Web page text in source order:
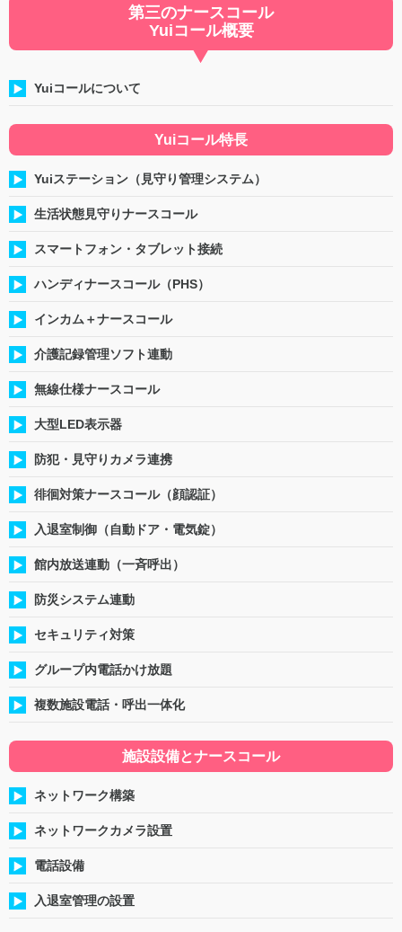
第三のナースコール
Yuiコール概要
Yuiコールについて
Yuiコール特長
Yuiステーション（見守り管理システム）
生活状態見守りナースコール
スマートフォン・タブレット接続
ハンディナースコール（PHS）
インカム＋ナースコール
介護記録管理ソフト連動
無線仕様ナースコール
大型LED表示器
防犯・見守りカメラ連携
徘徊対策ナースコール（顔認証）
入退室制御（自動ドア・電気錠）
館内放送連動（一斉呼出）
防災システム連動
セキュリティ対策
グループ内電話かけ放題
複数施設電話・呼出一体化
施設設備とナースコール
ネットワーク構築
ネットワークカメラ設置
電話設備
入退室管理の設置